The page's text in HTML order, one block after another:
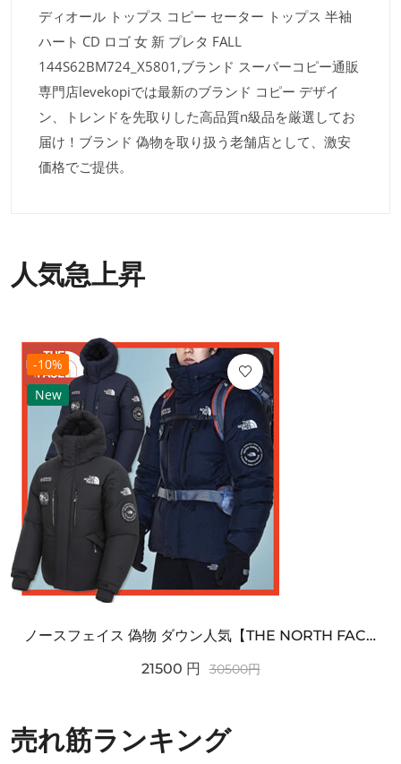
ディオール トップス コピー セーター トップス 半袖
ハート CD ロゴ 女 新 プレタ FALL
144S62BM724_X5801,ブランド スーパーコピー通販
専門店levekopiでは最新のブランド コピー デザイ
ン、トレンドを先取りした高品質n級品を厳選してお
届け！ブランド 偽物を取り扱う老舗店として、激安
価格でご提供。
人気急上昇
-10%
New
ノースフェイス 偽物 ダウン人気【THE NORTH FACE】M'S 7 SUMMIT HIM...
21500 円 30500円
売れ筋ランキング